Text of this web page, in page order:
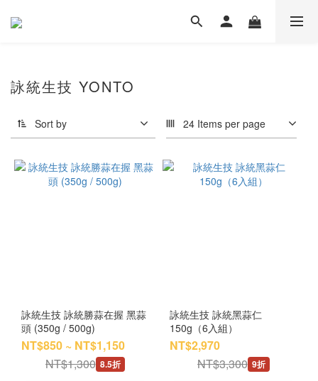
詠統生技 YONTO
Sort by 24 Items per page
詠統生技 詠統勝蒜在握 黑蒜
頭 (350g / 500g)
NT$850 ~ NT$1,150
NT$1,300 8.5折
詠統生技 詠統黑蒜仁
150g（6入組）
NT$2,970
NT$3,300 9折